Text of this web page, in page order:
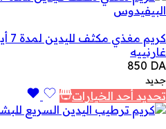
كريم مغذي مكثف لليدين لمدة 7 أيام بزيت المانجو و البيفيدوس
غارنييه
850 DA
جديد
تحديد أحد الخيارات